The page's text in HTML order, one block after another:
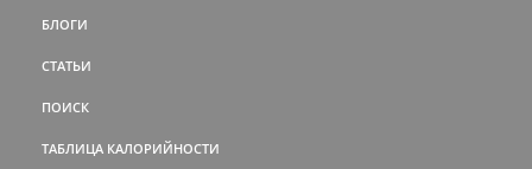
БЛОГИ
СТАТЬИ
ПОИСК
ТАБЛИЦА КАЛОРИЙНОСТИ